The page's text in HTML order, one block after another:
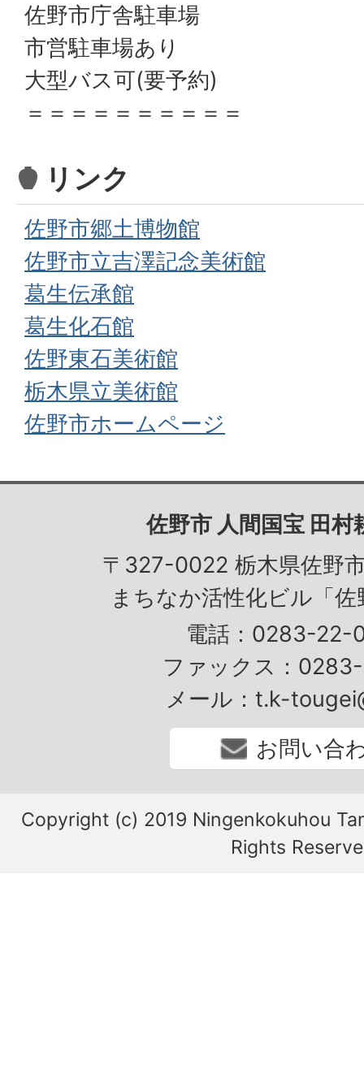
佐野市庁舎駐車場
市営駐車場あり
大型バス可(要予約)
＝＝＝＝＝＝＝＝＝＝
リンク
佐野市郷土博物館
佐野市立吉澤記念美術館
葛生伝承館
葛生化石館
佐野東石美術館
栃木県立美術館
佐野市ホームページ
佐野市 人間国宝 田村
〒327-0022 栃木県佐野
まちなか活性化ビル「佐
電話：0283-22-
ファックス：
メール：t.k-
お問い合
Copyright (c) 2019 Ningenkokuhou
Rights